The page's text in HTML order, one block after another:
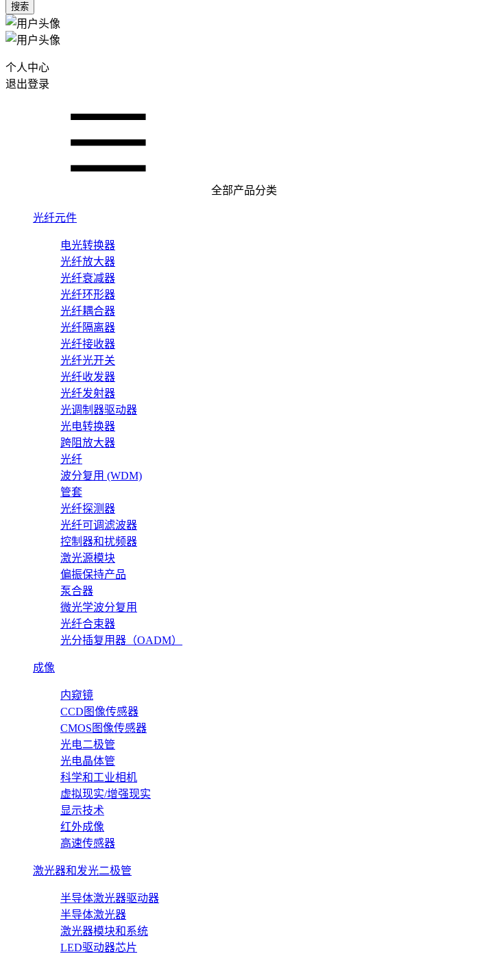
搜索
个人中心
退出登录
全部产品分类
光纤元件
电光转换器
光纤放大器
光纤衰减器
光纤环形器
光纤耦合器
光纤隔离器
光纤接收器
光纤光开关
光纤收发器
光纤发射器
光调制器驱动器
光电转换器
跨阻放大器
光纤
波分复用 (WDM)
管套
光纤探测器
光纤可调滤波器
控制器和扰频器
激光源模块
偏振保持产品
泵合器
微光学波分复用
光纤合束器
光分插复用器（OADM）
成像
内窥镜
CCD图像传感器
CMOS图像传感器
光电二极管
光电晶体管
科学和工业相机
虚拟现实/增强现实
显示技术
红外成像
高速传感器
激光器和发光二极管
半导体激光器驱动器
半导体激光器
激光器模块和系统
LED驱动器芯片